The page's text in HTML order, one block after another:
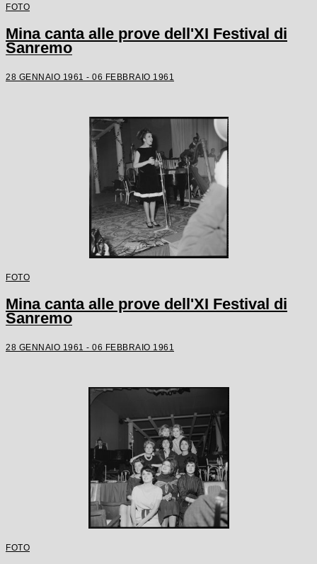
FOTO
Mina canta alle prove dell'XI Festival di
Sanremo
28 GENNAIO 1961 - 06 FEBBRAIO 1961
FOTO
Mina canta alle prove dell'XI Festival di
Sanremo
28 GENNAIO 1961 - 06 FEBBRAIO 1961
FOTO